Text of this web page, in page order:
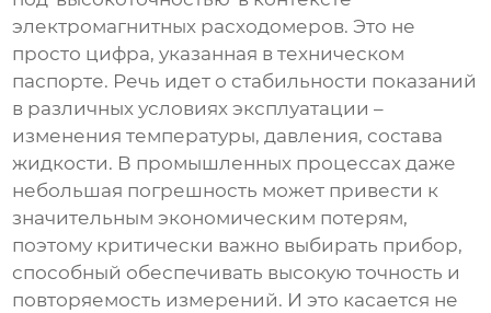
электромагнитных расходомеров. Это не
просто цифра, указанная в техническом
паспорте. Речь идет о стабильности показаний
в различных условиях эксплуатации –
изменения температуры, давления, состава
жидкости. В промышленных процессах даже
небольшая погрешность может привести к
значительным экономическим потерям,
поэтому критически важно выбирать прибор,
способный обеспечивать высокую точность и
повторяемость измерений. И это касается не